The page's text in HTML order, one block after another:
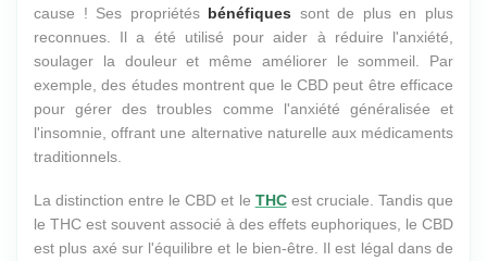
cause ! Ses propriétés bénéfiques sont de plus en plus
reconnues. Il a été utilisé pour aider à réduire l'anxiété,
soulager la douleur et même améliorer le sommeil. Par
exemple, des études montrent que le CBD peut être efficace
pour gérer des troubles comme l'anxiété généralisée et
l'insomnie, offrant une alternative naturelle aux médicaments
traditionnels.
La distinction entre le CBD et le THCest cruciale. Tandis que
le THC est souvent associé à des effets euphoriques, le CBD
est plus axé sur l'équilibre et le bien-être. Il est légal dans de